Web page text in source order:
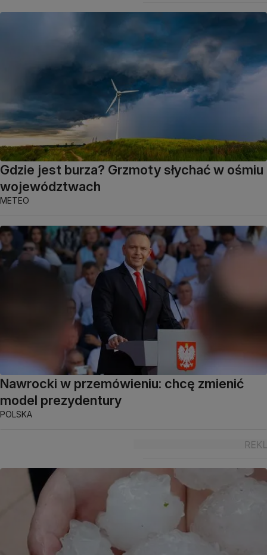
Gdzie jest burza? Grzmoty słychać w ośmiu
województwach
METEO
Nawrocki w przemówieniu: chcę zmienić
model prezydentury
POLSKA